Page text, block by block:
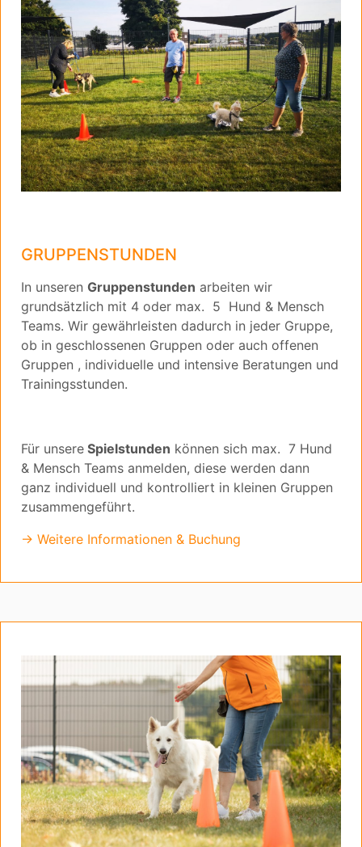
GRUPPENSTUNDEN
In unseren Gruppenstunden arbeiten wir
grundsätzlich mit 4 oder max. 5 Hund & Mensch
Teams. Wir gewährleisten dadurch in jeder Gruppe,
ob in geschlossenen Gruppen oder auch offenen
Gruppen , individuelle und intensive Beratungen und
Trainingsstunden.
Für unsere Spielstunden können sich max. 7 Hund
& Mensch Teams anmelden, diese werden dann
ganz individuell und kontrolliert in kleinen Gruppen
zusammengeführt.
→ Weitere Informationen & Buchung